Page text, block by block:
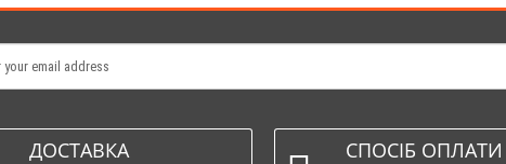
ДОСТАВКА СПОСІБ ОПЛАТИ